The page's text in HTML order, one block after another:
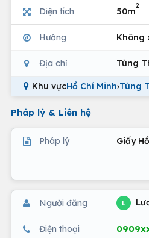
Diện tích 50m
2
Hướng Không
Địa chỉ Tùng
Khu vựcHồ Chí Minh›Tùng
Pháp lý & Liên hệ
Pháp lý Giấy
Người đăng L
Điện thoại